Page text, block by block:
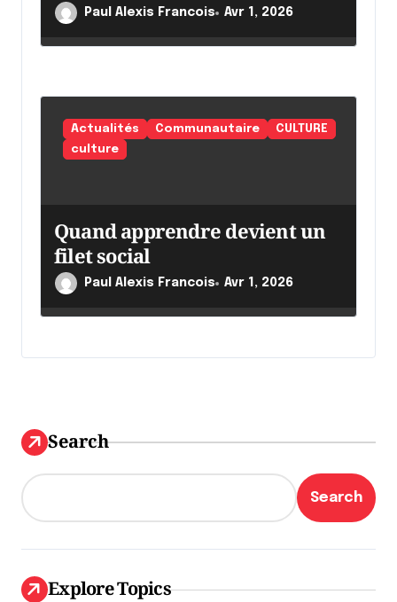
Paul Alexis Francois Avr 1, 2026
Actualités Communautaire
CULTURE
culture
Quand apprendre devient un
filet social
Paul Alexis Francois Avr 1, 2026
Search
Search
Explore Topics